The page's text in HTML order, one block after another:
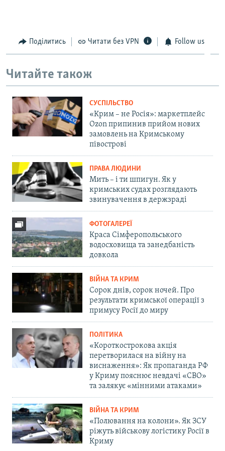
Поділитись Читати без VPN Follow us
Читайте також
СУСПІЛЬСТВО
«Крим – не Росія»: маркетплейс
Ozon припинив прийом нових
замовлень на Кримському
півострові
ПРАВА ЛЮДИНИ
Мить – і ти шпигун. Як у
кримських судах розглядають
звинувачення в держзраді
ФОТОГАЛЕРЕЇ
Краса Сімферопольського
водосховища та занедбаність
довкола
ВІЙНА ТА КРИМ
Сорок днів, сорок ночей. Про
результати кримської операції з
примусу Росії до миру
ПОЛІТИКА
«Короткострокова акція
перетворилася на війну на
виснаження»: Як пропаганда РФ
у Криму пояснює невдачі «СВО»
та залякує «мінними атаками»
ВІЙНА ТА КРИМ
«Полювання на колони». Як ЗСУ
ріжуть військову логістику Росії в
Криму